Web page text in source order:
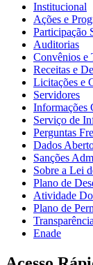
Institucional
Ações e
Participação
Auditorias
Convênios e
Receitas e
Licitações e
Servidores
Informações
Serviço de
Perguntas
Dados
Sanções
Sobre a Lei
Plano de
Atividade
Plano de
Enade